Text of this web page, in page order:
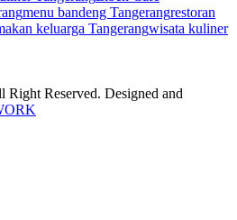
menu bandeng Tangerangrestoran
keluarga Tangerangwisata kuliner
Reserved. Designed and